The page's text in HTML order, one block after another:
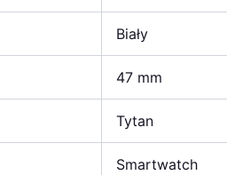
Biały
47 mm
Tytan
Smartwatch